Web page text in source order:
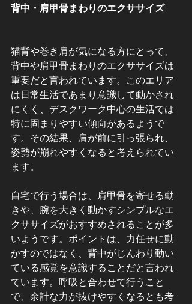
背中・肩甲骨まわりのエクササイズ
猫背や巻き肩が気になる方にとって、
背中や肩甲骨まわりのエクササイズは
重要だと言われています。このエリア
は日常生活であまり意識して動かされ
にくく、デスクワーク中心の生活では
特に固まりやすい傾向があるようで
す。その結果、肩が前に引っ張られ、
姿勢が崩れやすくなると考えられてい
ます。
自宅で行う場合は、肩甲骨を寄せる動
きや、腕を大きく動かすシンプルなエ
クササイズがおすすめされることが多
いようです。ポイントは、力任せに動
かすのではなく、背中がじんわり動い
ている感覚を意識することだと言われ
ています。呼吸と合わせて行うこと
で、余計な力が抜けやすくなるとも考